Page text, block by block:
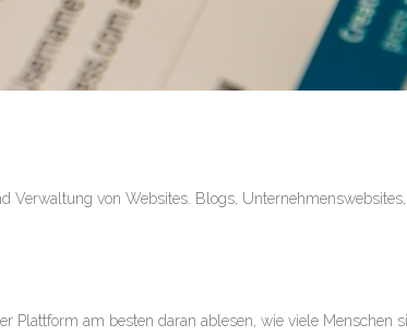
Verwaltung von Websites. Blogs,
Plattform am besten daran ablesen, wie viele Menschen